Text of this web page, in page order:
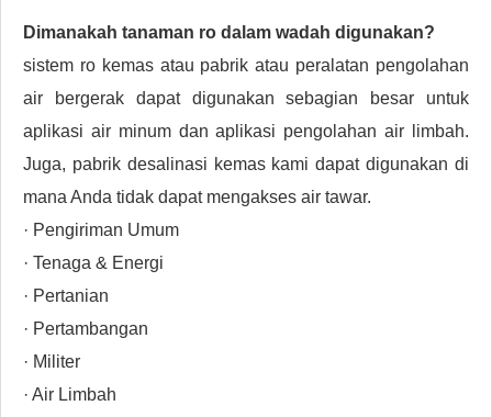
Dimanakah tanaman ro dalam wadah digunakan?
sistem ro kemas atau pabrik atau peralatan pengolahan
air bergerak dapat digunakan sebagian besar untuk
aplikasi air minum dan aplikasi pengolahan air limbah.
Juga, pabrik desalinasi kemas kami dapat digunakan di
mana Anda tidak dapat mengakses air tawar.
· Pengiriman Umum
· Tenaga & Energi
· Pertanian
· Pertambangan
· Militer
· Air Limbah